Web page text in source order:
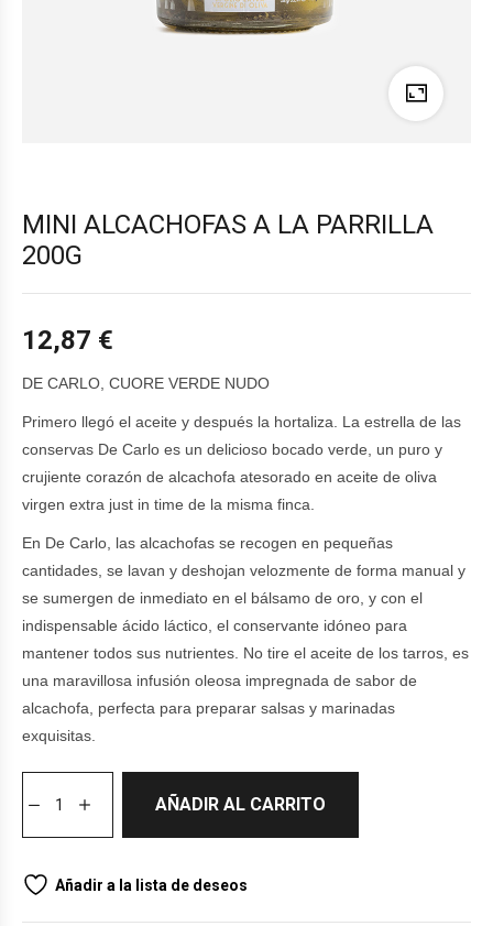
MINI ALCACHOFAS A LA PARRILLA
200G
12,87 €
DE CARLO, CUORE VERDE NUDO
Primero llegó el aceite y después la hortaliza. La estrella de las
conservas De Carlo es un delicioso bocado verde, un puro y
crujiente corazón de alcachofa atesorado en aceite de oliva
virgen extra just in time de la misma finca.
En De Carlo, las alcachofas se recogen en pequeñas
cantidades, se lavan y deshojan velozmente de forma manual y
se sumergen de inmediato en el bálsamo de oro, y con el
indispensable ácido láctico, el conservante idóneo para
mantener todos sus nutrientes. No tire el aceite de los tarros, es
una maravillosa infusión oleosa impregnada de sabor de
alcachofa, perfecta para preparar salsas y marinadas
exquisitas.
AÑADIR AL CARRITO
Añadir a la lista de deseos